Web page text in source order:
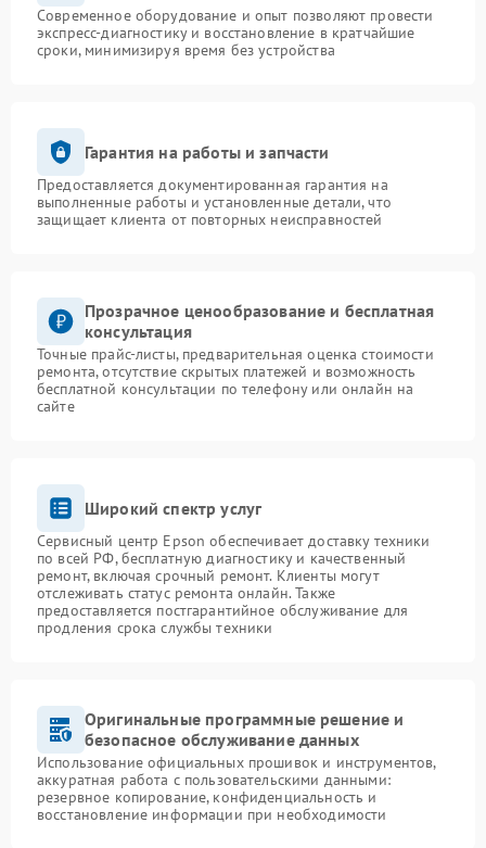
Современное оборудование и опыт позволяют провести
экспресс-диагностику и восстановление в кратчайшие
сроки, минимизируя время без устройства
Гарантия на работы и запчасти
Предоставляется документированная гарантия на
выполненные работы и установленные детали, что
защищает клиента от повторных неисправностей
Прозрачное ценообразование и бесплатная
консультация
Точные прайс-листы, предварительная оценка стоимости
ремонта, отсутствие скрытых платежей и возможность
бесплатной консультации по телефону или онлайн на
сайте
Широкий спектр услуг
Сервисный центр Epson обеспечивает доставку техники
по всей РФ, бесплатную диагностику и качественный
ремонт, включая срочный ремонт. Клиенты могут
отслеживать статус ремонта онлайн. Также
предоставляется постгарантийное обслуживание для
продления срока службы техники
Оригинальные программные решение и
безопасное обслуживание данных
Использование официальных прошивок и инструментов,
аккуратная работа с пользовательскими данными:
резервное копирование, конфиденциальность и
восстановление информации при необходимости